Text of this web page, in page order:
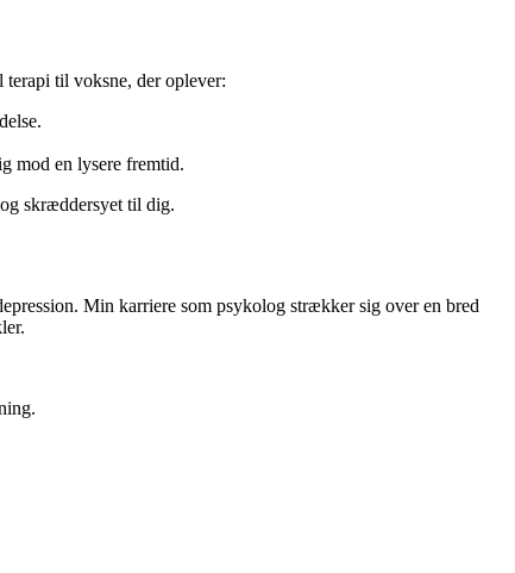
til voksne, der oplever:
mod en lysere fremtid.
skræddersyet til dig.
Min karriere som psykolog strækker sig over en bred